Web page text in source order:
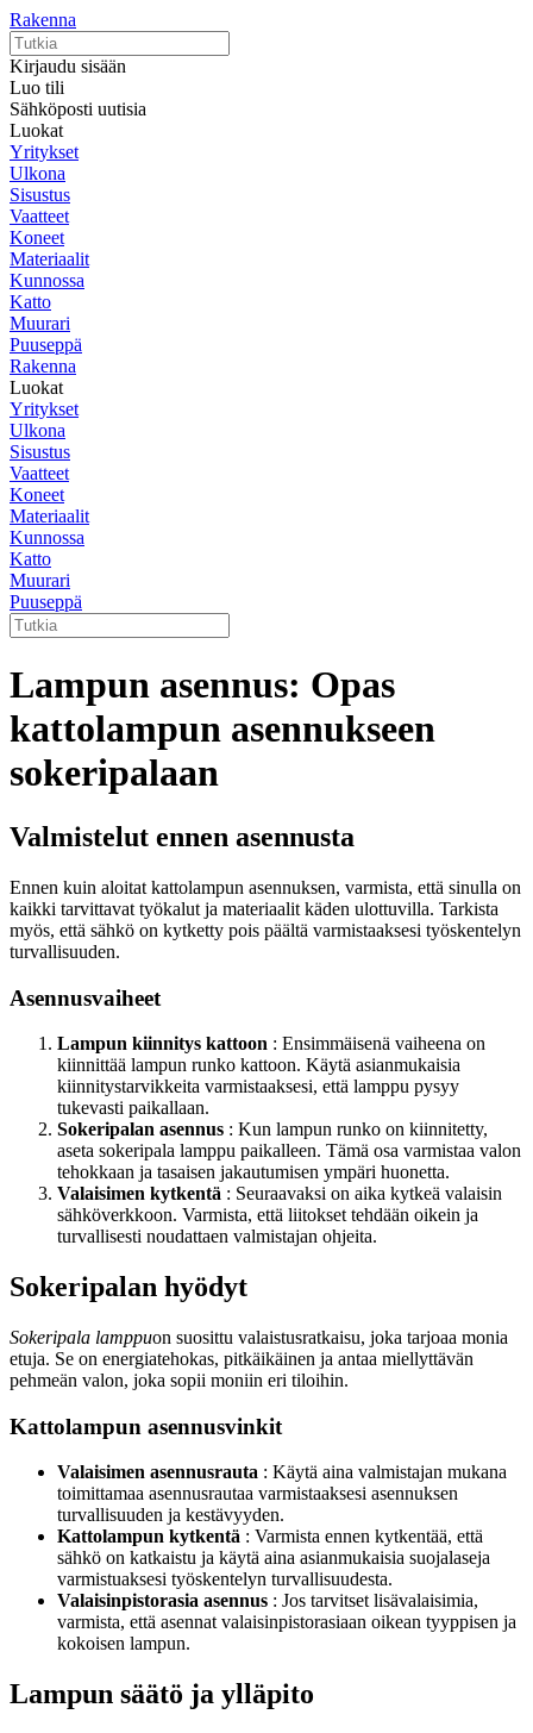
Rakenna
Kirjaudu sisään
Luo tili
Sähköposti uutisia
Luokat
Yritykset
Ulkona
Sisustus
Vaatteet
Koneet
Materiaalit
Kunnossa
Katto
Muurari
Puuseppä
Rakenna
Luokat
Yritykset
Ulkona
Sisustus
Vaatteet
Koneet
Materiaalit
Kunnossa
Katto
Muurari
Puuseppä
Lampun asennus: Opas
kattolampun asennukseen
sokeripalaan
Valmistelut ennen asennusta
Ennen kuin aloitat kattolampun asennuksen, varmista, että sinulla on
kaikki tarvittavat työkalut ja materiaalit käden ulottuvilla. Tarkista
myös, että sähkö on kytketty pois päältä varmistaaksesi työskentelyn
turvallisuuden.
Asennusvaiheet
Lampun kiinnitys kattoon : Ensimmäisenä vaiheena on
kiinnittää lampun runko kattoon. Käytä asianmukaisia
kiinnitystarvikkeita varmistaaksesi, että lamppu pysyy
tukevasti paikallaan.
Sokeripalan asennus : Kun lampun runko on kiinnitetty,
aseta sokeripala lamppu paikalleen. Tämä osa varmistaa valon
tehokkaan ja tasaisen jakautumisen ympäri huonetta.
Valaisimen kytkentä : Seuraavaksi on aika kytkeä valaisin
sähköverkkoon. Varmista, että liitokset tehdään oikein ja
turvallisesti noudattaen valmistajan ohjeita.
Sokeripalan hyödyt
Sokeripala lamppuon suosittu valaistusratkaisu, joka tarjoaa monia
etuja. Se on energiatehokas, pitkäikäinen ja antaa miellyttävän
pehmeän valon, joka sopii moniin eri tiloihin.
Kattolampun asennusvinkit
Valaisimen asennusrauta : Käytä aina valmistajan mukana
toimittamaa asennusrautaa varmistaaksesi asennuksen
turvallisuuden ja kestävyyden.
Kattolampun kytkentä : Varmista ennen kytkentää, että
sähkö on katkaistu ja käytä aina asianmukaisia suojalaseja
varmistuaksesi työskentelyn turvallisuudesta.
Valaisinpistorasia asennus : Jos tarvitset lisävalaisimia,
varmista, että asennat valaisinpistorasiaan oikean tyyppisen ja
kokoisen lampun.
Lampun säätö ja ylläpito